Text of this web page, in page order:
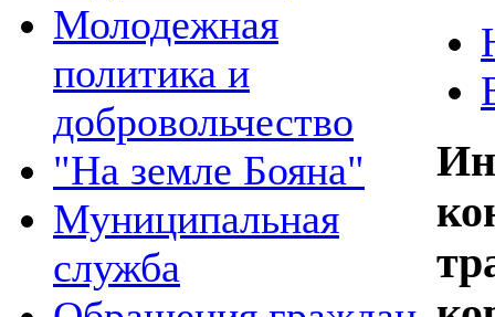
Молодежная
политика и
добровольчество
"На земле Бояна"
Муниципальная
служба